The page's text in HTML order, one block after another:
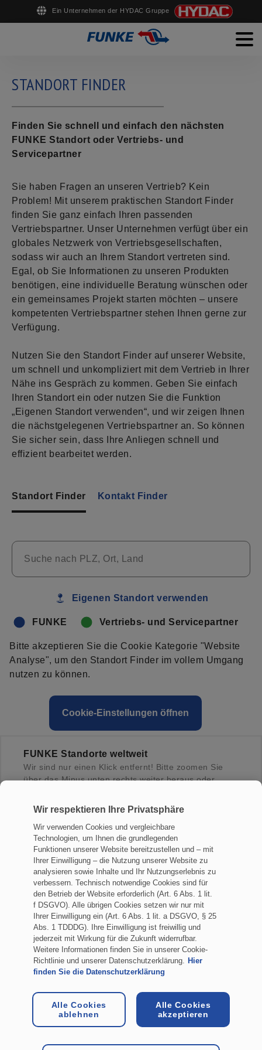
Ein Unternehmen der HYDAC Gruppe
UNTERNEHMEN
KARRIERE
KONTAKT
STANDORT FINDER
Finden Sie schnell und einfach den nächsten
FUNKE Standort oder Vertriebs- und
Servicepartner
Sie haben Fragen an unseren Vertrieb? Kein
Problem! Mit unserem praktischen Standort Finder
finden Sie ganz einfach Ihren passenden
Vertriebspartner. Unser Unternehmen verfügt über ein
globales Netzwerk von Vertriebsgesellschaften,
sodass wir auch an Ihrem Standort vertreten sind.
Egal, ob Sie Informationen zu unseren Produkten
benötigen, eine individuelle Beratung wünschen oder
ein gemeinsames Projekt starten möchten – unsere
kompetenten Vertriebspartner stehen Ihnen gerne zur
Verfügung.
Nutzen Sie den Standort Finder auf unserer Website,
um schnell und unkompliziert mit dem Vertrieb in Ihrer
Nähe ins Gespräch zu kommen. Geben Sie einfach
Ihren Standort ein oder nutzen Sie die Funktion
„Eigenen Standort verwenden“, und wir zeigen Ihnen
die nächstgelegenen Vertriebspartner an. So können
Sie sicher sein, dass Ihre Anliegen schnell und
effizient bearbeitet werden.
Standort Finder Kontakt Finder
Suche nach PLZ, Ort, Land
Eigenen Standort verwenden
FUNKE Vertriebs- und Servicepartner
Bitte akzeptieren Sie die Cookie Kategorie "Website
Analyse", um den Standort Finder im vollem Umgang
nutzen zu können.
Cookie-Einstellungen öffnen
FUNKE Standorte weltweit
Wir sind nur einen Klick entfernt! Bitte zoomen Sie
über das Minus unten rechts weiter heraus oder
zu finden.
Impressum
Datenschutz
Allgemeine Geschäftsbedingungen
Rechtliche Hinweise
Cookie-Einstellungen
Wir respektieren Ihre Privatsphäre
Wir verwenden Cookies und vergleichbare
Technologien, um Ihnen die grundlegenden
Funktionen unserer Website bereitzustellen und – mit
Ihrer Einwilligung – die Nutzung unserer Website zu
analysieren sowie Inhalte und Ihr Nutzungserlebnis zu
verbessern. Technisch notwendige Cookies sind für
den Betrieb der Website erforderlich (Art. 6 Abs. 1 lit.
f DSGVO). Alle übrigen Cookies setzen wir nur mit
Ihrer Einwilligung ein (Art. 6 Abs. 1 lit. a DSGVO, § 25
Abs. 1 TDDDG). Ihre Einwilligung ist freiwillig und
jederzeit mit Wirkung für die Zukunft widerrufbar.
Weitere Informationen finden Sie in unserer Cookie-
Richtlinie und unserer Datenschutzerklärung. Hier
finden Sie die Datenschutzerklärung
Alle Cookies
akzeptieren
Alle Cookies
ablehnen